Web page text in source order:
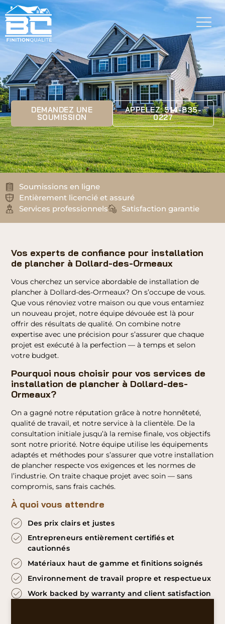
DEMANDEZ UNE
SOUMISSION
APPELEZ: 514-835-
0227
Soumissions en ligne
Entièrement licencié et assuré
Services professionnels
Satisfaction garantie
Vos experts de confiance pour installation
de plancher à Dollard-des-Ormeaux
Vous cherchez un service abordable de installation de
plancher à Dollard-des-Ormeaux? On s’occupe de vous.
Que vous rénoviez votre maison ou que vous entamiez
un nouveau projet, notre équipe dévouée est là pour
offrir des résultats de qualité. On combine notre
expertise avec une précision pour s’assurer que chaque
projet est exécuté à la perfection — à temps et selon
votre budget.
Pourquoi nous choisir pour vos services de
installation de plancher à Dollard-des-
Ormeaux?
On a gagné notre réputation grâce à notre honnêteté,
qualité de travail, et notre service à la clientèle. De la
consultation initiale jusqu’à la remise finale, vos objectifs
sont notre priorité. Notre équipe utilise les équipements
adaptés et méthodes pour s’assurer que votre installation
de plancher respecte vos exigences et les normes de
l’industrie. On traite chaque projet avec soin — sans
compromis, sans frais cachés.
À quoi vous attendre
Des prix clairs et justes
Entrepreneurs entièrement certifiés et
cautionnés
Matériaux haut de gamme et finitions soignés
Environnement de travail propre et respectueux
Work backed by warranty and client satisfaction